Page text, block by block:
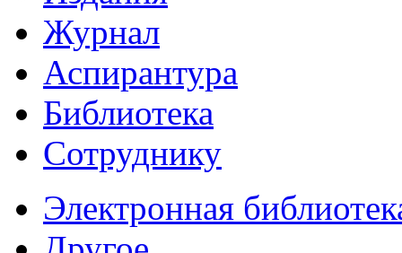
Журнал
Аспирантура
Библиотека
Сотруднику
Электронная